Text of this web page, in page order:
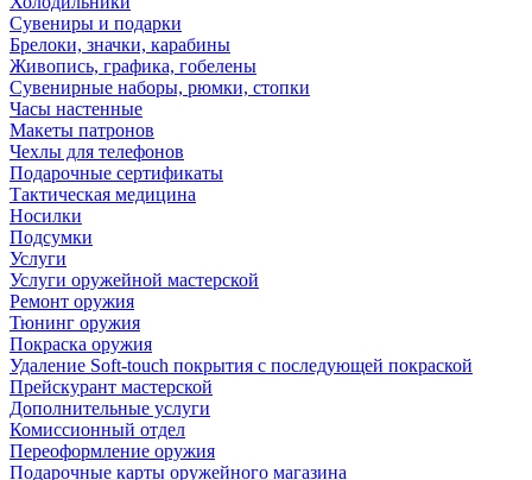
Сувениры и подарки
Брелоки, значки, карабины
Живопись, графика, гобелены
Сувенирные наборы, рюмки, стопки
Часы настенные
Макеты патронов
Чехлы для телефонов
Подарочные сертификаты
Тактическая медицина
Носилки
Подсумки
Услуги
Услуги оружейной мастерской
Ремонт оружия
Тюнинг оружия
Покраска оружия
Удаление Soft-touch покрытия с последующей покраской
Прейскурант мастерской
Дополнительные услуги
Комиссионный отдел
Переоформление оружия
Подарочные карты оружейного магазина